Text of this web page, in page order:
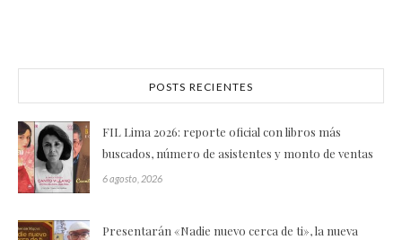
POSTS RECIENTES
FIL Lima 2026: reporte oficial con libros más
buscados, número de asistentes y monto de ventas
6 agosto, 2026
Presentarán «Nadie nuevo cerca de ti», la nueva